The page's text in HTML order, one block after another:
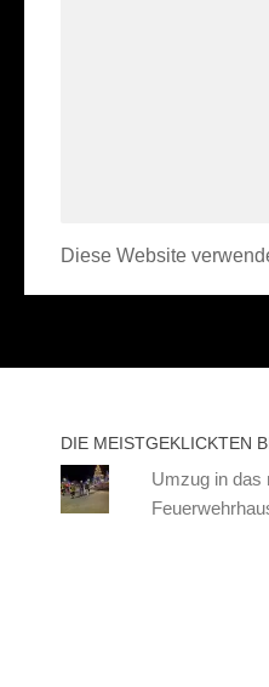
Diese Website
DIE MEISTGEKLICKTEN
Umzug in das